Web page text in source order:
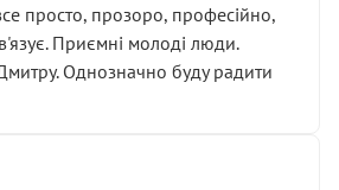
просто, прозоро, професійно,
Приємні молоді люди.
Однозначно буду радити